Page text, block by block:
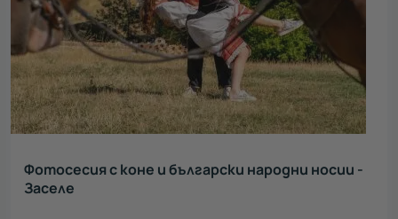
Фотосесия с коне и български народни носии -
Заселе